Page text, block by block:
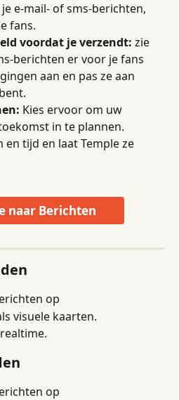
e-mail- of sms-berichten,
fans.
voordat je verzendt: zie
berichten er voor je fans
aan en pas ze aan
Kies ervoor om uw
in te plannen.
en tijd en laat Temple ze
naar Berichten
op
visuele kaarten.
op